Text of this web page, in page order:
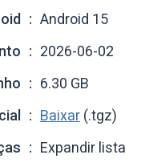
Android 15
2026-06-02
6.30 GB
Baixar (.tgz)
Expandir lista